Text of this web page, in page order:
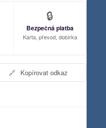
🔒
Bezpečná platba
Karta, převod, dobírka
🔗 Kopírovat odkaz